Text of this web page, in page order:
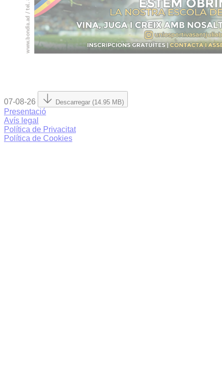
07-08-26 Descarregar (14.95 MB)
Presentació
Avís legal
Política de Privacitat
Política de Cookies